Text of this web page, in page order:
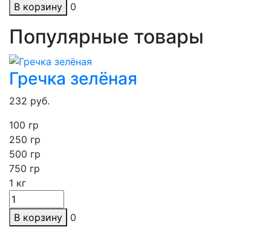
В корзину 0
Популярные товары
Гречка зелёная
232 руб.
100 гр
250 гр
500 гр
750 гр
1 кг
В корзину 0